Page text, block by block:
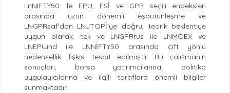
LnNIFTY50 ile EPU, FSİ ve GPR seçili endeksleri
arasında uzun dönemli eşbütünleşme ve
LNGPRsaf’dan LNJTOPİ’ye doğru, teorik beklentiye
uygun olarak, tek ve LNGPRrus ile LNMOEX ve
LNEPUind ile LNNİFTY50 arasında çift yönlü
nedensellik ilişkisi tespit edilmiştir. Bu çalışmanın
sonuçları, borsa yatırımcılarına, politika
uygulayıcılarına ve ilgili taraflara önemli bilgiler
sunmaktadır.